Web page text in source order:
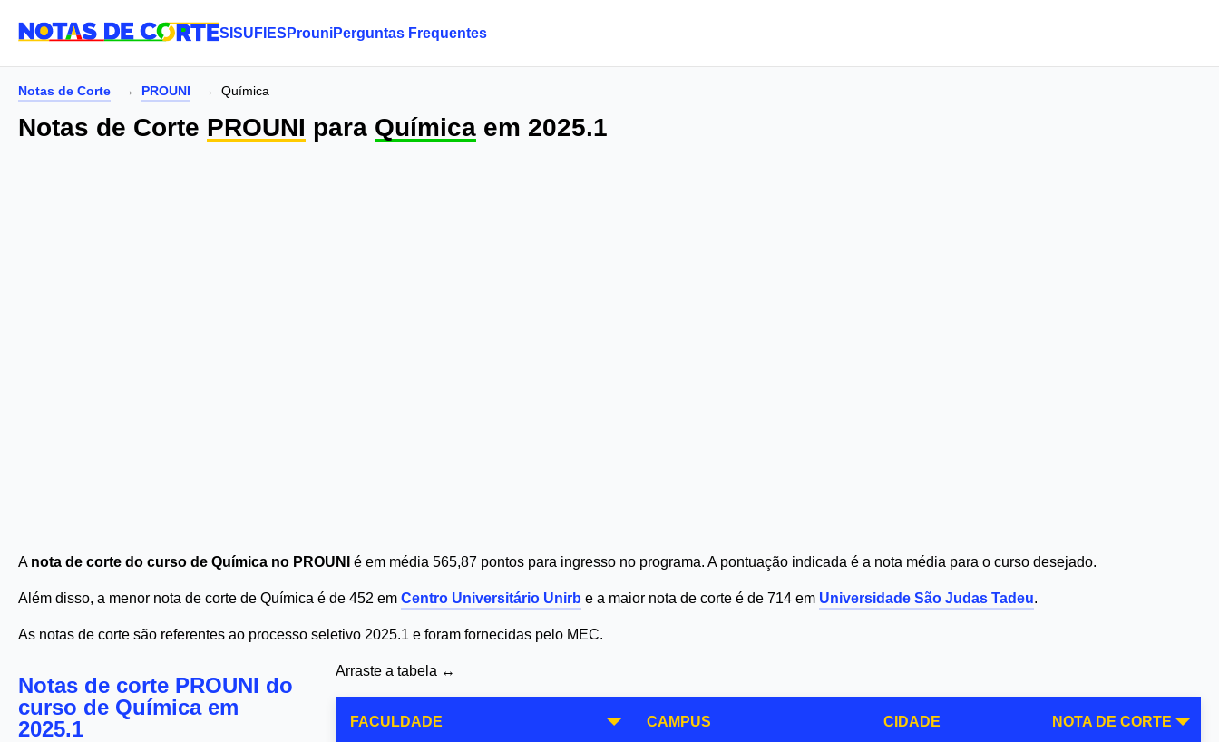
SISU FIES ProuniPerguntas Frequentes
Notas de Corte PROUNI Química
Notas de Corte PROUNI para Química em 2025.1
A nota de corte do curso de Química no PROUNI é em média 565,87 pontos para ingresso no programa. A pontuação indicada é a nota média para o curso desejado.
Além disso, a menor nota de corte de Química é de 452 em Centro Universitário Unirb e a maior nota de corte é de 714 em Universidade São Judas Tadeu.
As notas de corte são referentes ao processo seletivo 2025.1 e foram fornecidas pelo MEC.
Notas de corte PROUNI do
curso de Química em
2025.1
Arraste a tabela ↔
FACULDADE CAMPUS CIDADE NOTA DE CORTE